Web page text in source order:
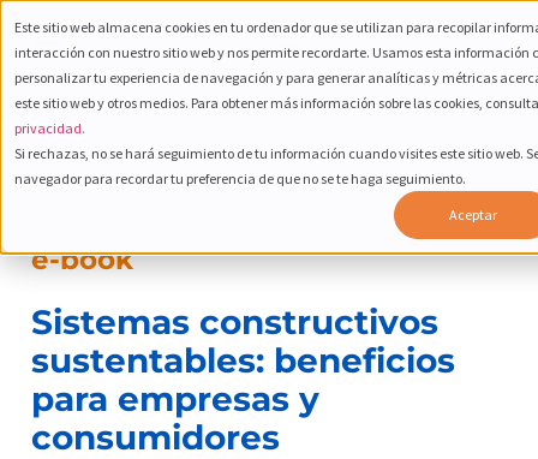
Este sitio web almacena cookies en tu ordenador que se utilizan para recopilar
interacción con nuestro sitio web y nos permite recordarte. Usamos esta información
personalizar tu experiencia de navegación y para generar analíticas y métricas
este sitio web y otros medios. Para obtener más información sobre las cookies,
privacidad.
Si rechazas, no se hará seguimiento de tu información cuando visites este sitio web.
navegador para recordar tu preferencia de que no se te haga seguimiento.
Aceptar
e-book
Sistemas constructivos
sustentables: beneficios
para empresas y
consumidores